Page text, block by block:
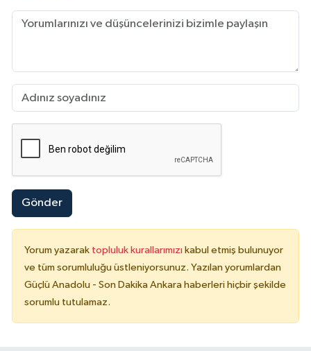
Gönder
Yorum yazarak topluluk kurallarımızı kabul etmiş bulunuyor
ve tüm sorumluluğu üstleniyorsunuz. Yazılan yorumlardan
Güçlü Anadolu - Son Dakika Ankara haberleri hiçbir şekilde
sorumlu tutulamaz.